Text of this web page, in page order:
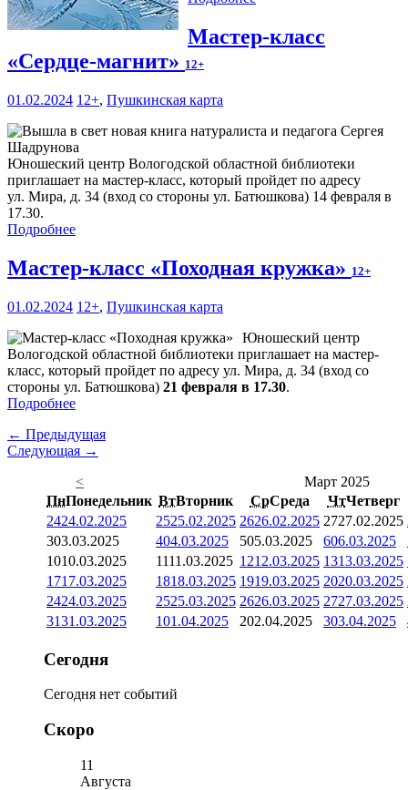
Мастер-класс
«Сердце-магнит» 12+
01.02.2024 12+, Пушкинская карта
Юношеский центр Вологодской областной библиотеки
приглашает на мастер-класс, который пройдет по адресу
ул. Мира, д. 34 (вход со стороны ул. Батюшкова) 14 февраля в
17.30.
Подробнее
Мастер-класс «Походная кружка» 12+
01.02.2024 12+, Пушкинская карта
Юношеский центр
Вологодской областной библиотеки приглашает на мастер-
класс, который пройдет по адресу ул. Мира, д. 34 (вход со
стороны ул. Батюшкова) 21 февраля в 17.30.
Подробнее
← Предыдущая
Следующая →
<
Март 2025
ПнПонедельник ВтВторник СрСреда ЧтЧетверг
2424.02.2025 2525.02.2025 2626.02.2025 2727.02.2025
303.03.2025 404.03.2025 505.03.2025 606.03.2025
1010.03.2025 1111.03.2025 1212.03.2025 1313.03.2025
1717.03.2025 1818.03.2025 1919.03.2025 2020.03.2025
2424.03.2025 2525.03.2025 2626.03.2025 2727.03.2025
3131.03.2025 101.04.2025 202.04.2025 303.04.2025
Сегодня
Сегодня нет событий
Скоро
11
Августа